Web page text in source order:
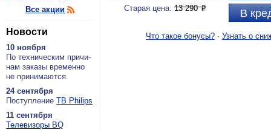
Все акции
Новости
10 ноября
По тех­ни­че­ским при­чи­
нам за­ка­зы вре­мен­но
не при­ни­ма­ют­ся.
24 сентября
По­ступ­ле­ние ТВ Philips
11 сентября
Теле­ви­зо­ры BQ
В
Старая цена:13 290P
Что такое бонусы? · Узнать о